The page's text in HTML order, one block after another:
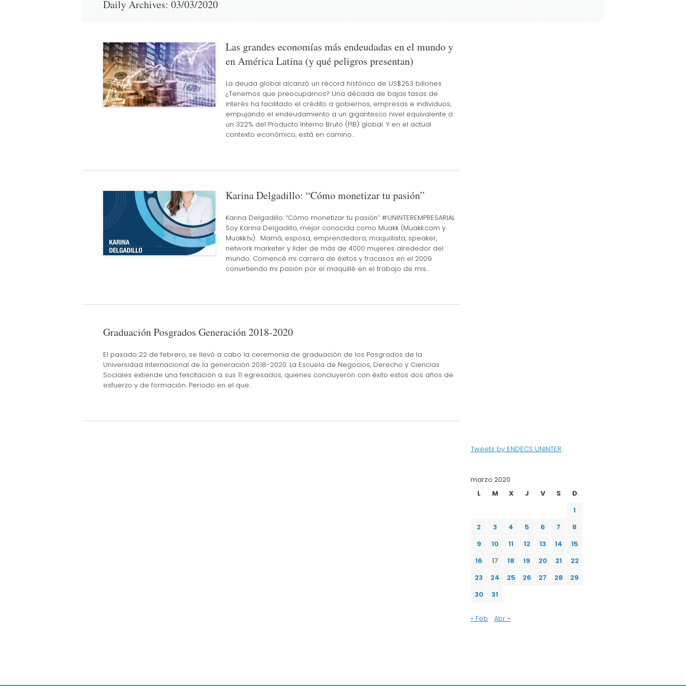
Daily Archives: 03/03/2020
Las grandes economías más endeudadas en el mundo y
en América Latina (y qué peligros presentan)
La deuda global alcanzó un récord histórico de US$253 billones
¿Tenemos que preocuparnos? Una década de bajas tasas de
interés ha facilitado el crédito a gobiernos, empresas e individuos;
empujando el endeudamiento a un gigantesco nivel equivalente a
un 322% del Producto Interno Bruto (PIB) global. Y en el actual
contexto económico, está en camino…
Karina Delgadillo: “Cómo monetizar tu pasión”
Karina Delgadillo: “Cómo monetizar tu pasión” #UNINTEREMPRESARIAL
Soy Karina Delgadillo, mejor conocida como Muakk (Muakk.com y
Muakk.tv). Mamá, esposa, emprendedora, maquillista, speaker,
network marketer y líder de más de 4000 mujeres alrededor del
mundo. Comencé mi carrera de éxitos y fracasos en el 2009
convirtiendo mi pasión por el maquillé en el trabajo de mis…
Graduación Posgrados Generación 2018-2020
El pasado 22 de febrero, se llevó a cabo la ceremonia de graduación de los Posgrados de la
Universidad Internacional de la generación 2018-2020. La Escuela de Negocios, Derecho y Ciencias
Sociales extiende una felicitación a sus 11 egresados, quienes concluyeron con éxito estos dos años de
esfuerzo y de formación. Periodo en el que…
Tweets by ENDECS UNINTER
marzo 2020
L
M X J V S
D
1
2
3 4 5 6 7
8
9
10 11 12 13 14
15
16
17 18 19 20 21
22
23
24 25 26 27 28
29
30
31
« Feb Abr »